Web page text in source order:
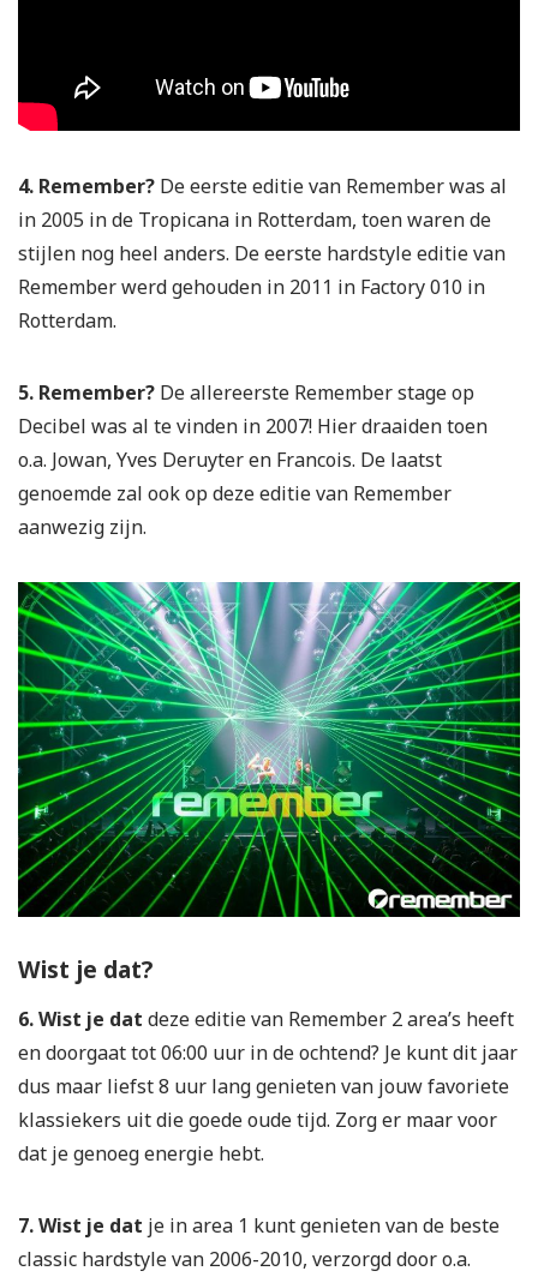
4. Remember? De eerste editie van Remember was al
in 2005 in de Tropicana in Rotterdam, toen waren de
stijlen nog heel anders. De eerste hardstyle editie van
Remember werd gehouden in 2011 in Factory 010 in
Rotterdam.
5. Remember? De allereerste Remember stage op
Decibel was al te vinden in 2007! Hier draaiden toen
o.a. Jowan, Yves Deruyter en Francois. De laatst
genoemde zal ook op deze editie van Remember
aanwezig zijn.
Wist je dat?
6. Wist je dat deze editie van Remember 2 area’s heeft
en doorgaat tot 06:00 uur in de ochtend? Je kunt dit jaar
dus maar liefst 8 uur lang genieten van jouw favoriete
klassiekers uit die goede oude tijd. Zorg er maar voor
dat je genoeg energie hebt.
7. Wist je dat je in area 1 kunt genieten van de beste
classic hardstyle van 2006-2010, verzorgd door o.a.